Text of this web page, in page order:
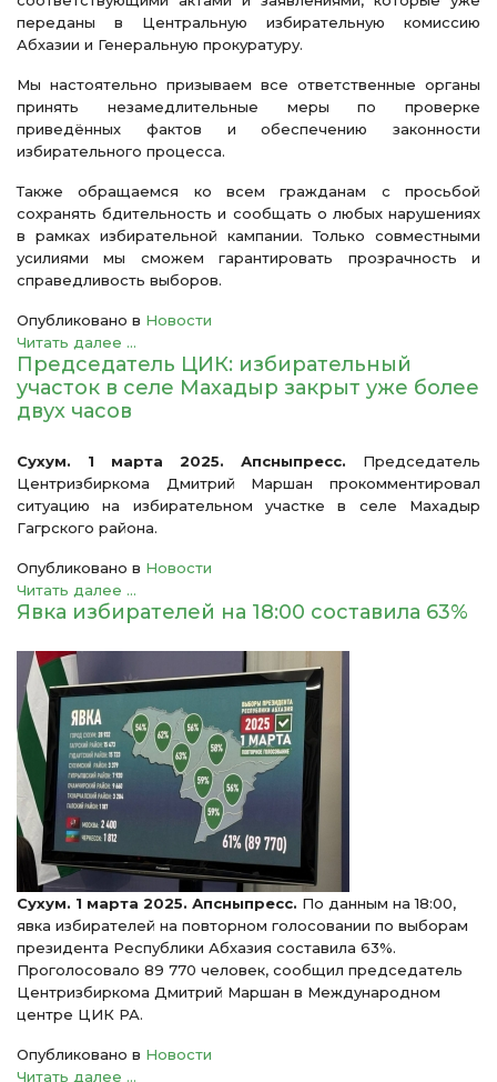
переданы в Центральную избирательную комиссию
Абхазии и Генеральную прокуратуру.
Мы настоятельно призываем все ответственные органы
принять незамедлительные меры по проверке
приведённых фактов и обеспечению законности
избирательного процесса.
Также обращаемся ко всем гражданам с просьбой
сохранять бдительность и сообщать о любых нарушениях
в рамках избирательной кампании. Только совместными
усилиями мы сможем гарантировать прозрачность и
справедливость выборов.
Опубликовано в Новости
Читать далее ...
Председатель ЦИК: избирательный
участок в селе Махадыр закрыт уже более
двух часов
Сухум. 1 марта 2025. Апсныпресс. Председатель
Центризбиркома Дмитрий Маршан прокомментировал
ситуацию на избирательном участке в селе Махадыр
Гагрского района.
Опубликовано в Новости
Читать далее ...
Явка избирателей на 18:00 составила 63%
Сухум. 1 марта 2025. Апсныпресс. По данным на 18:00,
явка избирателей на повторном голосовании по выборам
президента Республики Абхазия составила 63%.
Проголосовало 89 770 человек, сообщил председатель
Центризбиркома Дмитрий Маршан в Международном
центре ЦИК РА.
Опубликовано в Новости
Читать далее ...